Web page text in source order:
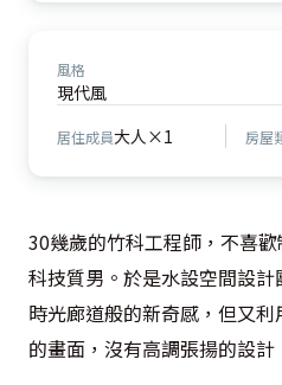
風格
現代風
居住成員大人×1 房屋
30幾歲的竹科工程師，不喜
科技質男。於是水設空間設
時光廊道般的新奇感，但又
的畫面，沒有高調張揚的設